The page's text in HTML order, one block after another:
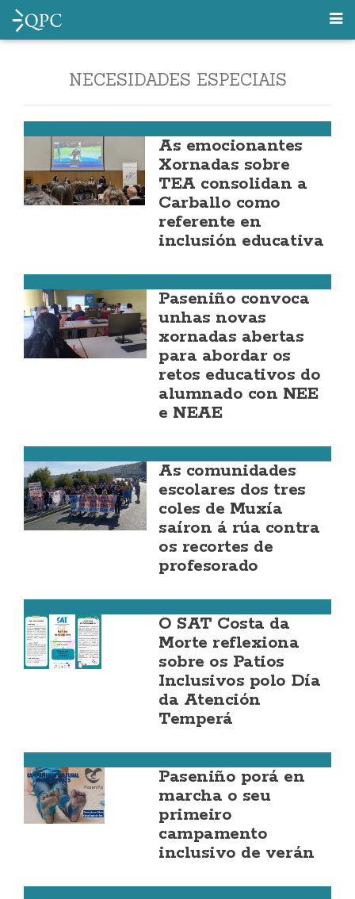
NECESIDADES ESPECIAIS
As emocionantes
Xornadas sobre
TEA consolidan a
Carballo como
referente en
inclusión educativa
Paseniño convoca
unhas novas
xornadas abertas
para abordar os
retos educativos do
alumnado con NEE
e NEAE
As comunidades
escolares dos tres
coles de Muxía
saíron á rúa contra
os recortes de
profesorado
O SAT Costa da
Morte reflexiona
sobre os Patios
Inclusivos polo Día
da Atención
Temperá
Paseniño porá en
marcha o seu
primeiro
campamento
inclusivo de verán